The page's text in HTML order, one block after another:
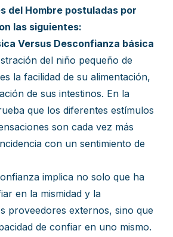
del Hombre postuladas por
las siguientes:
Versus Desconfianza básica
del niño pequeño de
la facilidad de su alimentación,
de sus intestinos. En la
que los diferentes estímulos
son cada vez más
con un sentimiento de
implica no solo que ha
en la mismidad y la
proveedores externos, sino que
de confiar en uno mismo.